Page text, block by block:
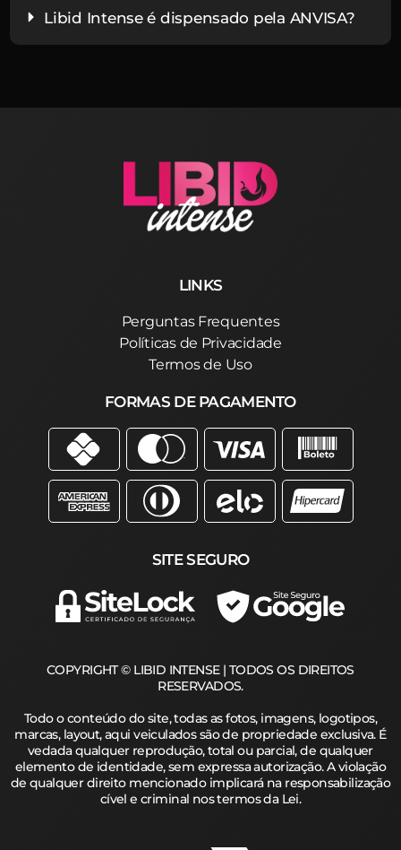
Libid Intense é dispensado pela ANVISA?
LINKS
Perguntas Frequentes
Políticas de Privacidade
Termos de Uso
FORMAS DE PAGAMENTO
SITE SEGURO
COPYRIGHT © LIBID INTENSE | TODOS OS DIREITOS
RESERVADOS.
Todo o conteúdo do site, todas as fotos, imagens, logotipos,
marcas, layout, aqui veiculados são de propriedade exclusiva. É
vedada qualquer reprodução, total ou parcial, de qualquer
elemento de identidade, sem expressa autorização. A violação
de qualquer direito mencionado implicará na responsabilização
cível e criminal nos termos da Lei.